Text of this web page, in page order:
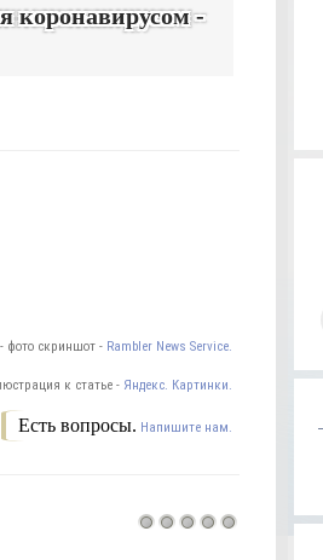
коронавирусом -
фото скриншот - Rambler News Service.
к статье - Яндекс. Картинки.
Есть вопросы. Напишите нам.